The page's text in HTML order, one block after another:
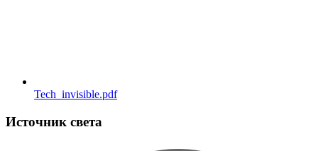
Tech_invisible.pdf
Источник света